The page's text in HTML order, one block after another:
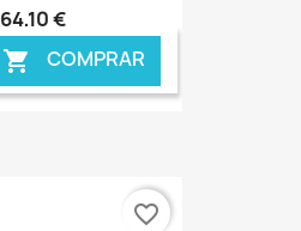
64,10 €
 COMPRAR
favorite_border